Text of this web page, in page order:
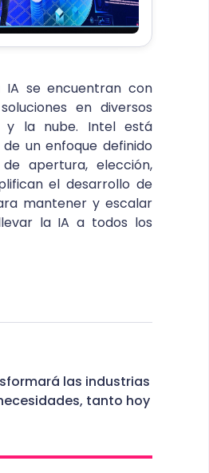
IA se encuentran con
en diversos
y la nube. Intel está
un enfoque definido
apertura, elección,
el desarrollo de
mantener y escalar
la IA a todos los
las industrias
tanto hoy